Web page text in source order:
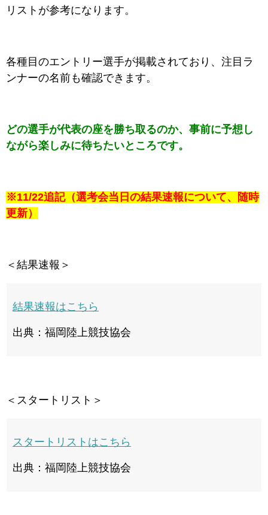
リストが参考になります。
各種目のエントリー選手が掲載されており、注目ラ
ンナーの名前も確認できます。
どの選手が代表の座を勝ち取るのか、事前に予想し
ながら楽しみに待ちたいところです。
※11/22追記（選考会当日の結果速報について、随時
更新）
＜結果速報＞
結果速報はこちら
出典：福岡陸上競技協会
＜スタートリスト＞
スタートリストはこちら
出典：福岡陸上競技協会